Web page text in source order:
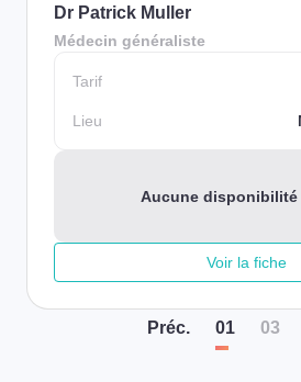
Dr Patrick Muller
Médecin généraliste
Tarif
Lieu
Aucune disponibilité
Voir la fiche
Préc. 01 03